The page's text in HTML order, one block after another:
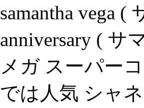
samantha vega (
anniversary (
メガ スーパー
では人気 シャ